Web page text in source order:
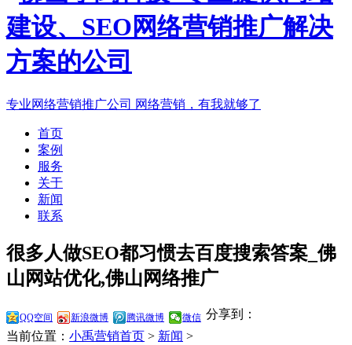
专业网络营销推广公司 网络营销，有我就够了
首页
案例
服务
关于
新闻
联系
很多人做SEO都习惯去百度搜索答案_佛
山网站优化,佛山网络推广
分享到：
QQ空间 新浪微博 腾讯微博 微信
当前位置： 小禹营销首页 > 新闻 >